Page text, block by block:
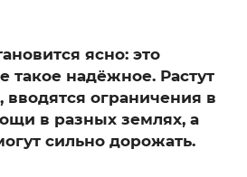
ясно: это
такое надёжное. Растут
ограничения в
в разных землях, а
сильно дорожать.